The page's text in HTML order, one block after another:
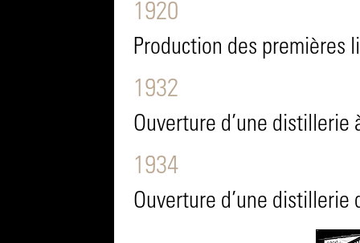
1920
Production des premières
1932
Ouverture d’une distillerie
1934
Ouverture d’une distillerie